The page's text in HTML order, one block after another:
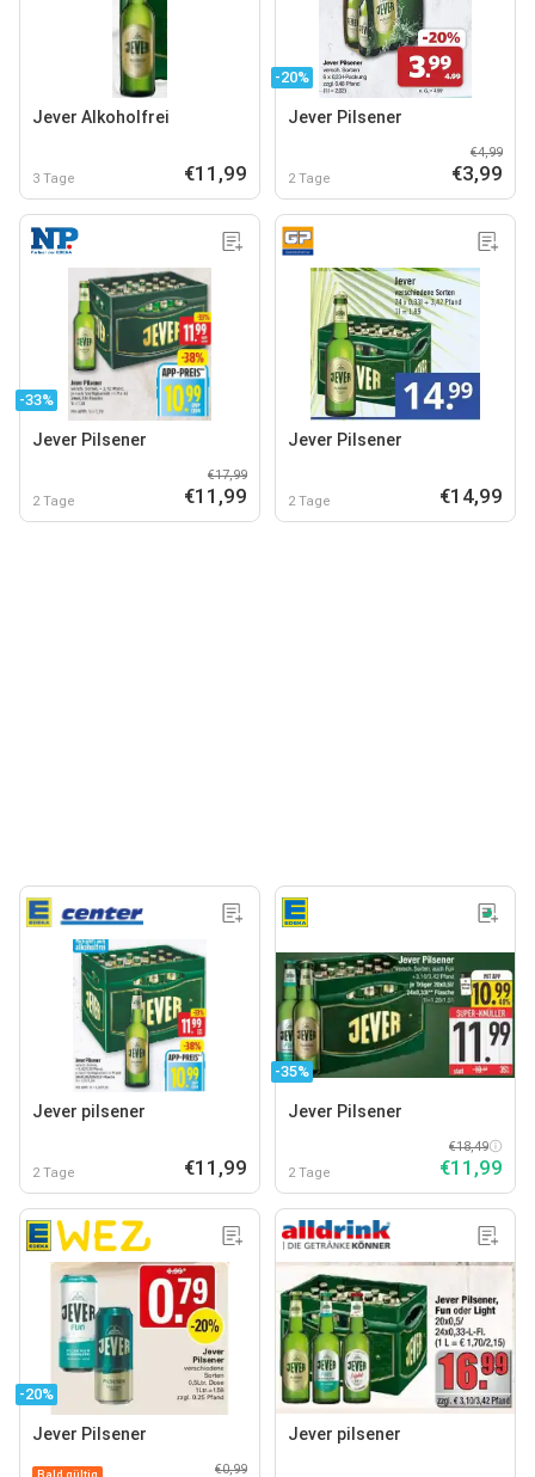
Jever Alkoholfrei
3 Tage €11,99
-20%
Jever Pilsener
2 Tage
€4,99
€3,99
-33%
Jever Pilsener
2 Tage
€17,99
€11,99
Jever Pilsener
2 Tage €14,99
Jever pilsener
2 Tage €11,99
-35%
Jever Pilsener
2 Tage
€18,49
€11,99
-20%
Jever Pilsener
Bald gültig €0,99
Jever pilsener